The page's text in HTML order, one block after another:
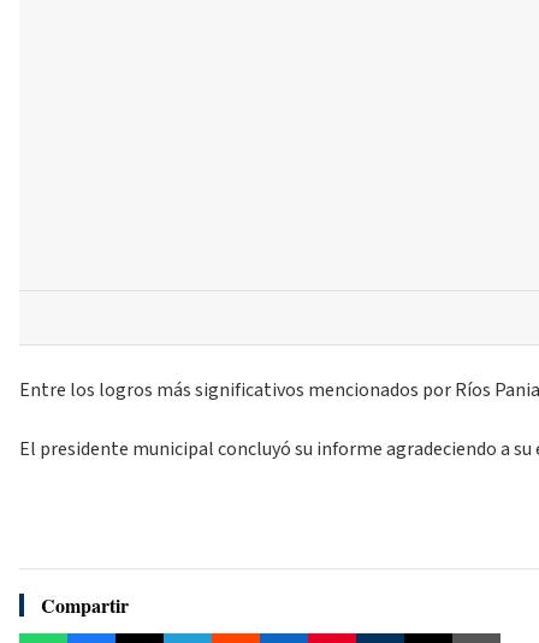
Entre los logros más significativos mencionados por Ríos
El presidente municipal concluyó su informe agradeciendo a
Compartir